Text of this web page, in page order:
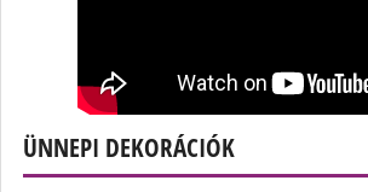
ÜNNEPI DEKORÁCIÓK